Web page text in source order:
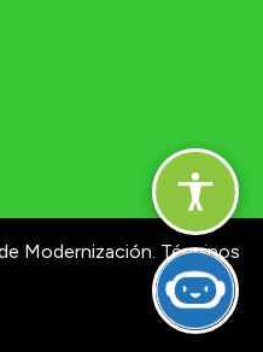
Modernización. Términos